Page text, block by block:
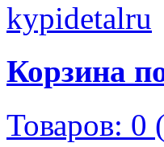
kypidetalru
Корзина
Товаров: 0